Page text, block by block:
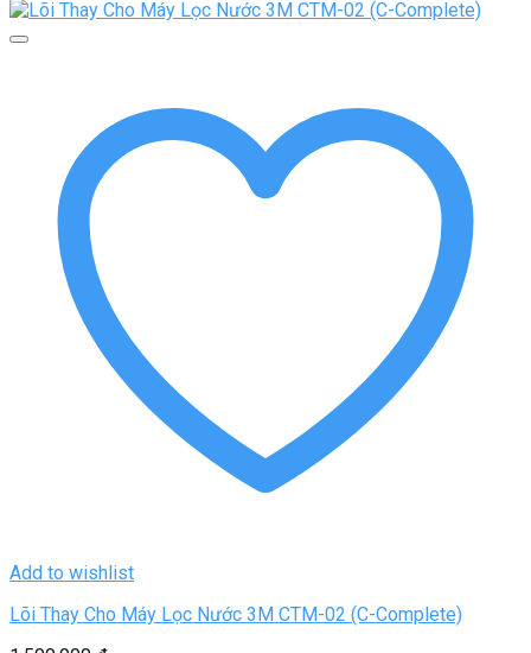
Add to wishlist
Lõi Thay Cho Máy Lọc Nước 3M CTM-02 (C-Complete)